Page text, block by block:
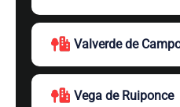
Valverde de
Vega de Ruiponce